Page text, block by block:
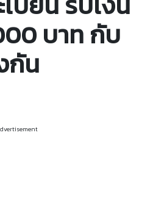
บาท กับ
กัน